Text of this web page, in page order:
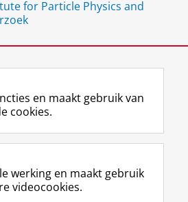
for Particle Physics and
F
a
e
b
L
i
k
e
R
S
-
f
I
n
t
Y
o
T
en maakt gebruik van
cookies.
werking en maakt gebruik
videocookies.